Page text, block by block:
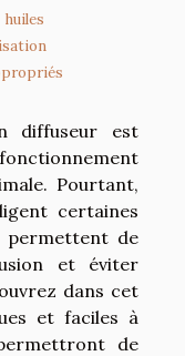
diffuseur est
Pourtant,
certaines
permettent de
et éviter
dans cet
et faciles à
de